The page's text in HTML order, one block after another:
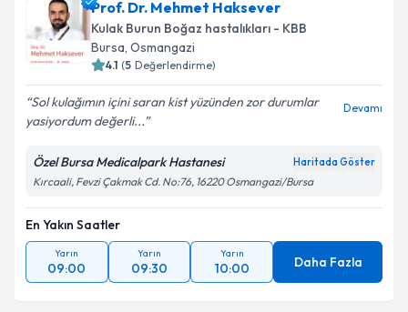
E-posta Adresiniz
Kişisel verilerimin işlenmesine ilişkinAydınlatma
Metni'ni okudum ve kişisel verilerimin belirtilen
Prof. Dr. Mehmet Haksever
Kulak Burun Boğaz hastalıkları - KBB
Bursa, Osmangazi
4.1 (5 Değerlendirme)
Sol kulağımın içini saran kist yüzünden zor durumlar
yasiyordum değerli...
Devamı
Özel Bursa Medicalpark Hastanesi Haritada Göster
Kırcaali, Fevzi Çakmak Cd. No:76, 16220 Osmangazi/Bursa
En Yakın Saatler
Yarın
09:00
Yarın
09:30
Yarın
10:00 Daha Fazla